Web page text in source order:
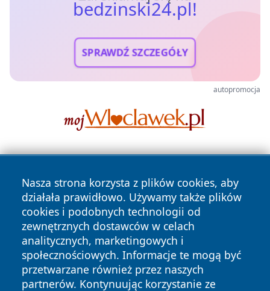
bedzinski24.pl!
SPRAWDŹ SZCZEGÓŁY
autopromocja
Nasza strona korzysta z plików cookies, aby
działała prawidłowo. Używamy także plików
cookies i podobnych technologii od
zewnętrznych dostawców w celach
analitycznych, marketingowych i
społecznościowych. Informacje te mogą być
przetwarzane również przez naszych
partnerów. Kontynuując korzystanie ze
Copyright © 2026 bedzinski24.pl Wszystkie prawa
zastrzeżone.
Polityka Polityka